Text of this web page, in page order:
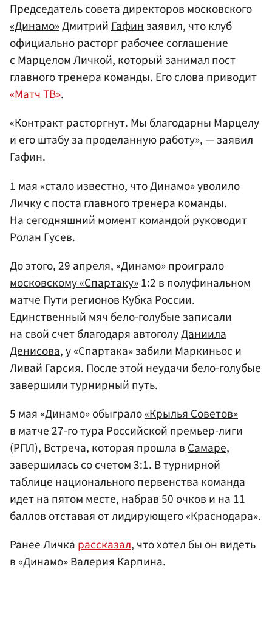
Председатель совета директоров московского
«Динамо»ДмитрийГафинзаявил, что клуб
официально расторг рабочее соглашение
с Марцелом Личкой, который занимал пост
главного тренера команды. Его слова приводит
«Матч ТВ».
«Контракт расторгнут. Мы благодарны Марцелу
и его штабу за проделанную работу», — заявил
Гафин.
1 мая «стало известно, что Динамо» уволило
Личку с поста главного тренера команды.
На сегодняшний момент командой руководит
Ролан Гусев.
До этого, 29 апреля, «Динамо» проиграло
московскому «Спартаку»1:2 в полуфинальном
матче Пути регионов Кубка России.
Единственный мяч бело-голубые записали
на свой счет благодаря автоголуДаниила
Денисова, у «Спартака» забили Маркиньос и
Ливай Гарсия. После этой неудачи бело-голубые
завершили турнирный путь.
5 мая «Динамо» обыграло«Крылья Советов»
в матче 27-го тура Российской премьер-лиги
(РПЛ), Встреча, которая прошла вСамаре,
завершилась со счетом 3:1. В турнирной
таблице национального первенства команда
идет на пятом месте, набрав 50 очков и на 11
баллов отставая от лидирующего «Краснодара».
Ранее Личка рассказал, что хотел бы он видеть
в «Динамо» Валерия Карпина.